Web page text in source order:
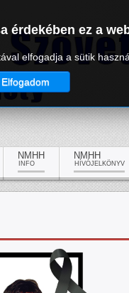
NMHH
INFO
NMHH
HÍVÓJELKÖNYV
érdekében ez a
elfogadja a sütik
Elfogadom